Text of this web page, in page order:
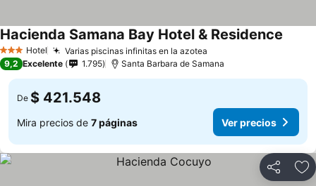
3 Estrellas
Hotel Varias piscinas infinitas en la azotea
Hacienda Samana Bay Hotel & Residence
9,2 Excelente 1.795 Santa Barbara de Samana
De $ 421.548
Mira precios de 7 páginas Ver precios
Compartir